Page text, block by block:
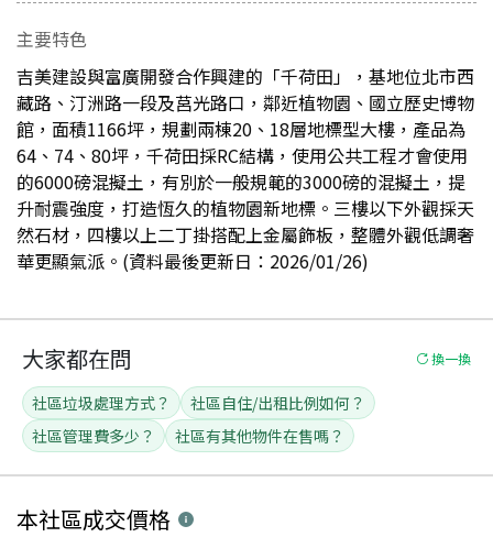
主要特色
吉美建設與富廣開發合作興建的「千荷田」，基地位北市西
藏路、汀洲路一段及莒光路口，鄰近植物園、國立歷史博物
館，面積1166坪，規劃兩棟20、18層地標型大樓，產品為
64、74、80坪，千荷田採RC結構，使用公共工程才會使用
的6000磅混擬土，有別於一般規範的3000磅的混擬土，提
升耐震強度，打造恆久的植物園新地標。三樓以下外觀採天
然石材，四樓以上二丁掛搭配上金屬飾板，整體外觀低調奢
華更顯氣派。(資料最後更新日：2026/01/26)
大家都在問 換一換
社區垃圾處理方式？
社區自住/出租比例如何？
社區管理費多少？
社區有其他物件在售嗎？
本社區成交價格